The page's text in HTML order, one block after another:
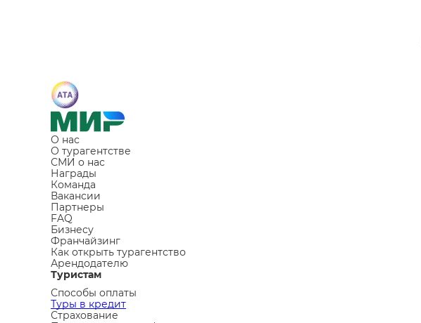
О нас
О турагентстве
СМИ о нас
Награды
Команда
Вакансии
Партнеры
FAQ
Бизнесу
Франчайзинг
Как открыть турагентство
Арендодателю
Туристам
Способы оплаты
Туры в кредит
Страхование